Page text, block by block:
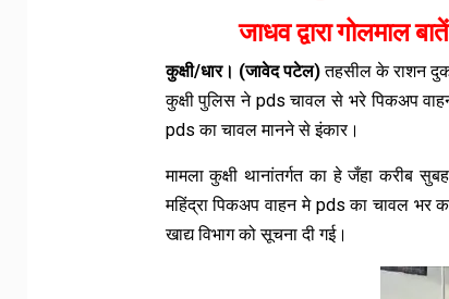
जाधव द्वारा गोलमाल
कुक्षी/धार। (जावेद पटेल)तहसील के राशन
कुक्षी पुलिस ने pds चावल से भरे पिकअप
pds का चावल मानने से इंकार।
मामला कुक्षी थानांतर्गत का हे जँहा करीब
महिंद्रा पिकअप वाहन मे pds का चावल
खाद्य विभाग को सूचना दी गई।